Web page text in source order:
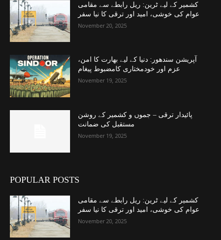
کشمیر کے لیے ٹرین: ریل رابطے سے مقامی
عوام کی خوشی، امید اور ترقی کا نیا سفر
November 20, 2025
آپریشن سندھور: دنیا کے لیے بھارت کا امن،
عزم اور خودمختاری کامضبوط پیغام
November 19, 2025
پائیدار ترقی – جموں و کشمیر کے روشن
مستقبل کی ضمانت
November 19, 2025
POPULAR POSTS
کشمیر کے لیے ٹرین: ریل رابطے سے مقامی
عوام کی خوشی، امید اور ترقی کا نیا سفر
November 20, 2025